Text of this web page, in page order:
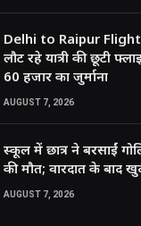
Delhi to Raipur Flight:
लौट रहे यात्री की छूटी
60 हजार का जुर्माना
AUGUST 7, 2026
स्कूल में छात्र ने बरसाईं
की मौत; वारदात के बाद
AUGUST 7, 2026